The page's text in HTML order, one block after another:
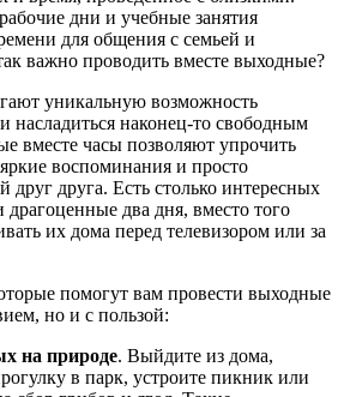
дни и учебные занятия
для общения с семьей и
важно проводить вместе выходные?
уникальную возможность
насладиться наконец-то свободным
вместе часы позволяют упрочить
яркие воспоминания и просто
друг друга. Есть столько интересных
драгоценные два дня, вместо того
их дома перед телевизором или за
помогут вам провести выходные
но и с пользой:
на природе. Выйдите из дома,
в парк, устроите пикник или